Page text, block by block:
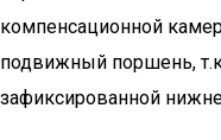
компенсационной
подвижный поршень,
зафиксированной